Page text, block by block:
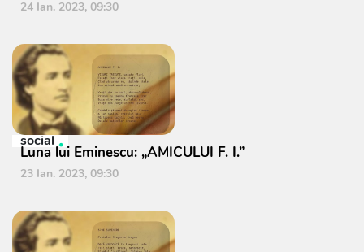
24 Ian. 2023, 09:30
social
Luna lui Eminescu: „AMICULUI F. I.”
23 Ian. 2023, 09:30